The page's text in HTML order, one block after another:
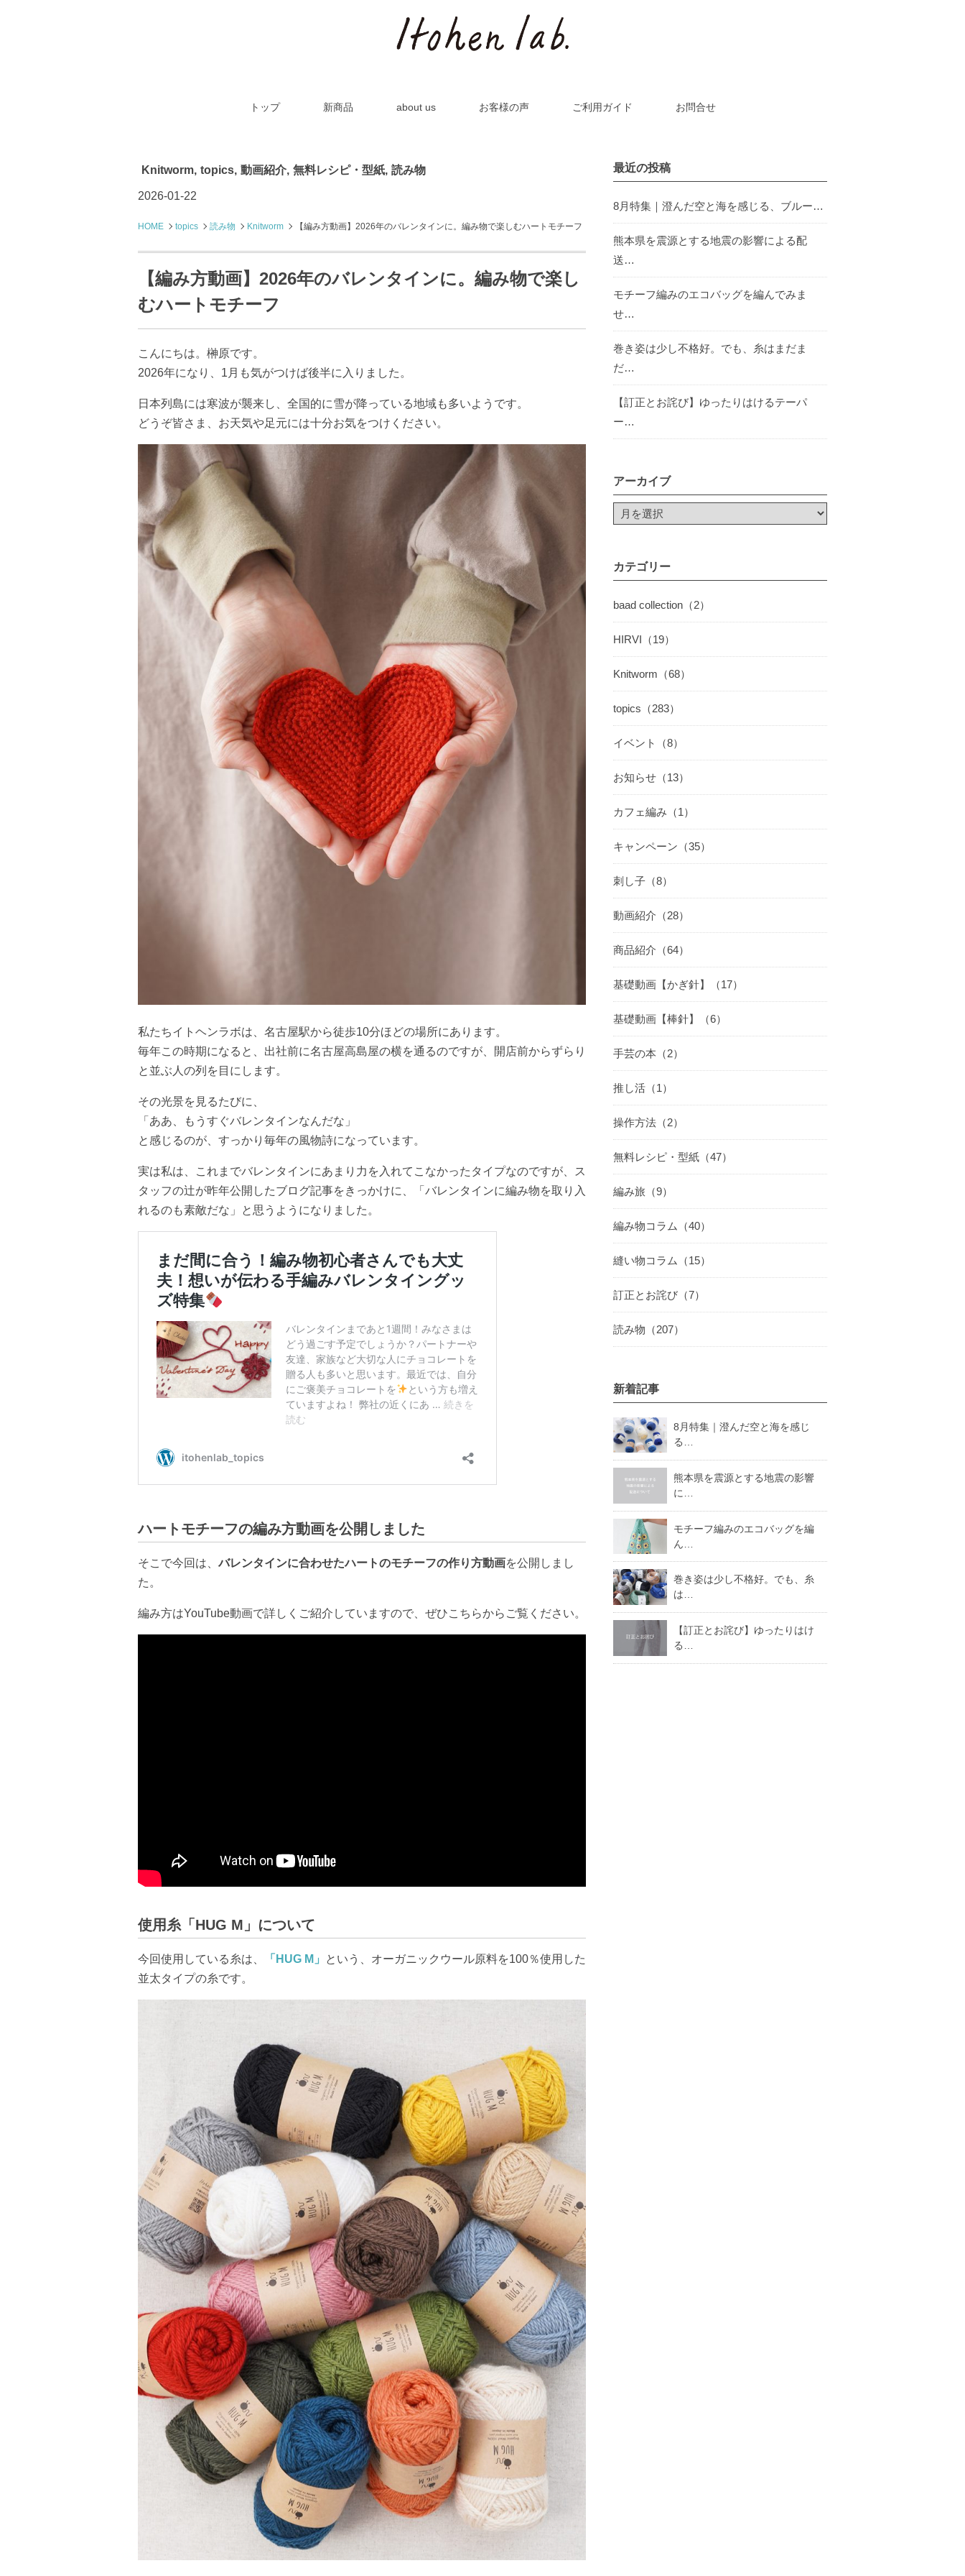
トップ 新商品 about us お客様の声 ご利用ガイド お問合せ
Knitworm, topics, 動画紹介, 無料レシピ・型紙, 読み物
2026-01-22
HOME topics 読み物 Knitworm 【編み方動画】2026年のバレンタインに。編み物で楽しむハートモチーフ
【編み方動画】2026年のバレンタインに。編み物で楽し
むハートモチーフ
こんにちは。榊原です。
2026年になり、1月も気がつけば後半に入りました。
日本列島には寒波が襲来し、全国的に雪が降っている地域も多いようです。
どうぞ皆さま、お天気や足元には十分お気をつけください。
私たちイトヘンラボは、名古屋駅から徒歩10分ほどの場所にあります。
毎年この時期になると、出社前に名古屋高島屋の横を通るのですが、開店前からずらり
と並ぶ人の列を目にします。
その光景を見るたびに、
「ああ、もうすぐバレンタインなんだな」
と感じるのが、すっかり毎年の風物詩になっています。
実は私は、これまでバレンタインにあまり力を入れてこなかったタイプなのですが、ス
タッフの辻が昨年公開したブログ記事をきっかけに、「バレンタインに編み物を取り入
れるのも素敵だな」と思うようになりました。
ハートモチーフの編み方動画を公開しました
そこで今回は、バレンタインに合わせたハートのモチーフの作り方動画を公開しまし
た。
編み方はYouTube動画で詳しくご紹介していますので、ぜひこちらからご覧ください。
使用糸「HUG M」について
今回使用している糸は、 「HUG M」
という、オーガニックウール原料を100％使用した
並太タイプの糸です。
最近の投稿
8月特集｜澄んだ空と海を感じる、ブルー…
熊本県を震源とする地震の影響による配
送…
モチーフ編みのエコバッグを編んでみま
せ…
巻き姿は少し不格好。でも、糸はまだま
だ…
【訂正とお詫び】ゆったりはけるテーパ
ー…
アーカイブ
カテゴリー
baad collection（2）
HIRVI（19）
Knitworm（68）
topics（283）
イベント（8）
お知らせ（13）
カフェ編み（1）
キャンペーン（35）
刺し子（8）
動画紹介（28）
商品紹介（64）
基礎動画【かぎ針】（17）
基礎動画【棒針】（6）
手芸の本（2）
推し活（1）
操作方法（2）
無料レシピ・型紙（47）
編み旅（9）
編み物コラム（40）
縫い物コラム（15）
訂正とお詫び（7）
読み物（207）
新着記事
8月特集｜澄んだ空と海を感じ
る…
熊本県を震源とする地震の影響
に…
モチーフ編みのエコバッグを編
ん…
巻き姿は少し不格好。でも、糸
は…
【訂正とお詫び】ゆったりはけ
る…